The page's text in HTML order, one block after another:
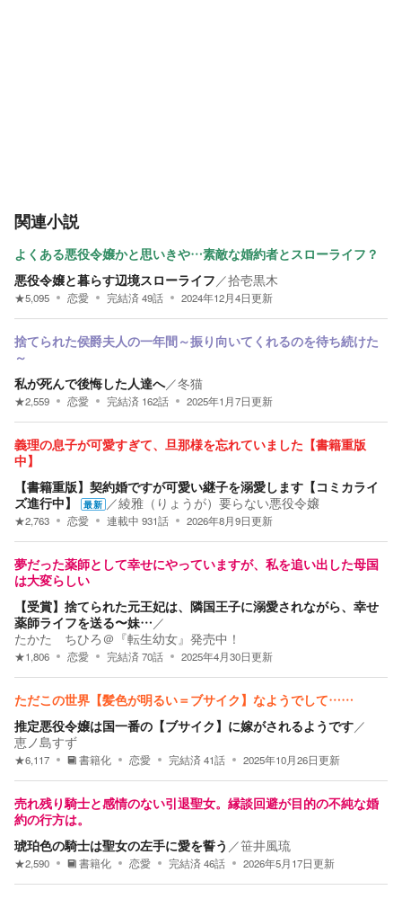
関連小説
よくある悪役令嬢かと思いきや…素敵な婚約者とスローライフ？
悪役令嬢と暮らす辺境スローライフ ／拾壱黒木
★5,095 恋愛 完結済49話 2024年12月4日更新
捨てられた侯爵夫人の一年間～振り向いてくれるのを待ち続けた
～
私が死んで後悔した人達へ／冬猫
★2,559 恋愛 完結済 162話 2025年1月7日更新
義理の息子が可愛すぎて、旦那様を忘れていました【書籍重版
中】
【書籍重版】契約婚ですが可愛い継子を溺愛します【コミカライ
ズ進行中】
最新 ／綾雅（りょうが）要らない悪役令嬢
★2,763 恋愛 連載中 931話 2026年8月9日更新
夢だった薬師として幸せにやっていますが、私を追い出した母国
は大変らしい
【受賞】捨てられた元王妃は、隣国王子に溺愛されながら、幸せ
薬師ライフを送る〜妹… ／
たかた ちひろ＠『転生幼女』発売中！
★1,806 恋愛 完結済70話 2025年4月30日更新
ただこの世界【髪色が明るい＝ブサイク】なようでして……
推定悪役令嬢は国一番の【ブサイク】に嫁がされるようです／
恵ノ島すず
★6,117 書籍化 恋愛 完結済 41話 2025年10月26日更新
売れ残り騎士と感情のない引退聖女。縁談回避が目的の不純な婚
約の行方は。
琥珀色の騎士は聖女の左手に愛を誓う ／笹井風琉
★2,590 書籍化 恋愛 完結済 46話 2026年5月17日更新